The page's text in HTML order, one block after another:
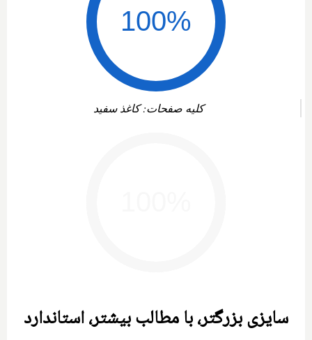
کلیه صفحات: کاغذ سفید
سایزی بزرگتر، با مطالب بیشتر، استاندارد